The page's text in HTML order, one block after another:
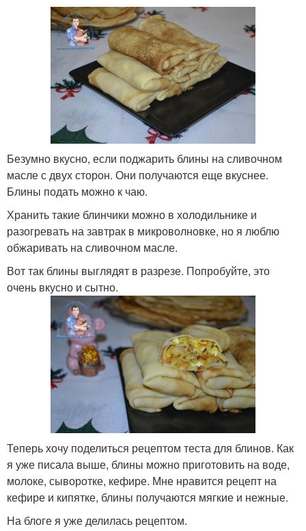
Безумно вкусно, если поджарить блины на сливочном
масле с двух сторон. Они получаются еще вкуснее.
Блины подать можно к чаю.
Хранить такие блинчики можно в холодильнике и
разогревать на завтрак в микроволновке, но я люблю
обжаривать на сливочном масле.
Вот так блины выглядят в разрезе. Попробуйте, это
очень вкусно и сытно.
Теперь хочу поделиться рецептом теста для блинов. Как
я уже писала выше, блины можно приготовить на воде,
молоке, сыворотке, кефире. Мне нравится рецепт на
кефире и кипятке, блины получаются мягкие и нежные.
На блоге я уже делилась рецептом.